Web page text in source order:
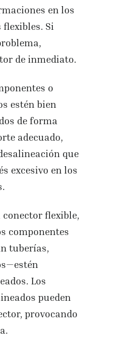
en los
Si
de inmediato.
o
estén bien
de forma
adecuado,
que
excesivo en los
flexible,
componentes
tuberías,
Los
pueden
provocando